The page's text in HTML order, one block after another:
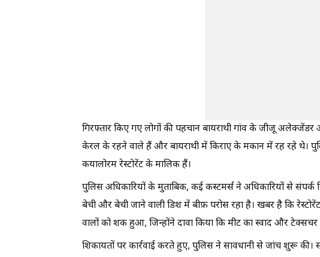
गिरफ्तार किए गए लोगों की पहचान बायराथी गांव के जीजू
केरल के रहने वाले हैं और बायराथी में किराए के मकान में रह रहे थे।
कयालोरम रेस्टोरेंट के मालिक हैं।
पुलिस अधिकारियों के मुताबिक, कई कस्टमर्स ने अधिकारियों से संपर्क
बेची और बेची जाने वाली डिश में बीफ़ परोस रहा है। खबर है कि
वालों को शक हुआ, जिन्होंने दावा किया कि मीट का स्वाद और
शिकायतों पर कार्रवाई करते हुए, पुलिस ने सावधानी से जांच शुरू